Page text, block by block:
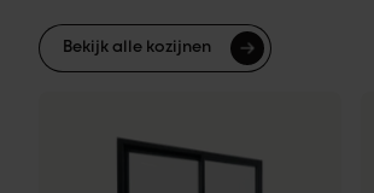
Bekijk alle kozijnen